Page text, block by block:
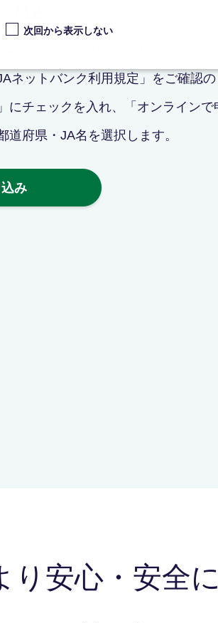
同意
みページに移動します。
ネットバンク利用規定」をご確認
にチェックを入れ、「オンラインで
府県・JA名を選択します。
み
り安心・安全
次回から表示しない